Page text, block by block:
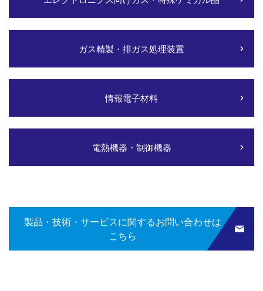
ガス精製・排ガス処理装置
情報電子材料
電熱機器・制御機器
製品・技術・サービスに関するお問い合わせは
こちら